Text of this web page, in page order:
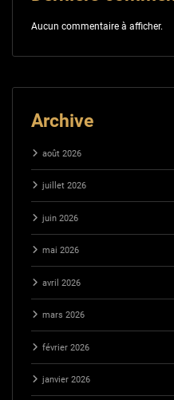
Aucun commentaire à afficher.
Archive
août 2026
juillet 2026
juin 2026
mai 2026
avril 2026
mars 2026
février 2026
janvier 2026